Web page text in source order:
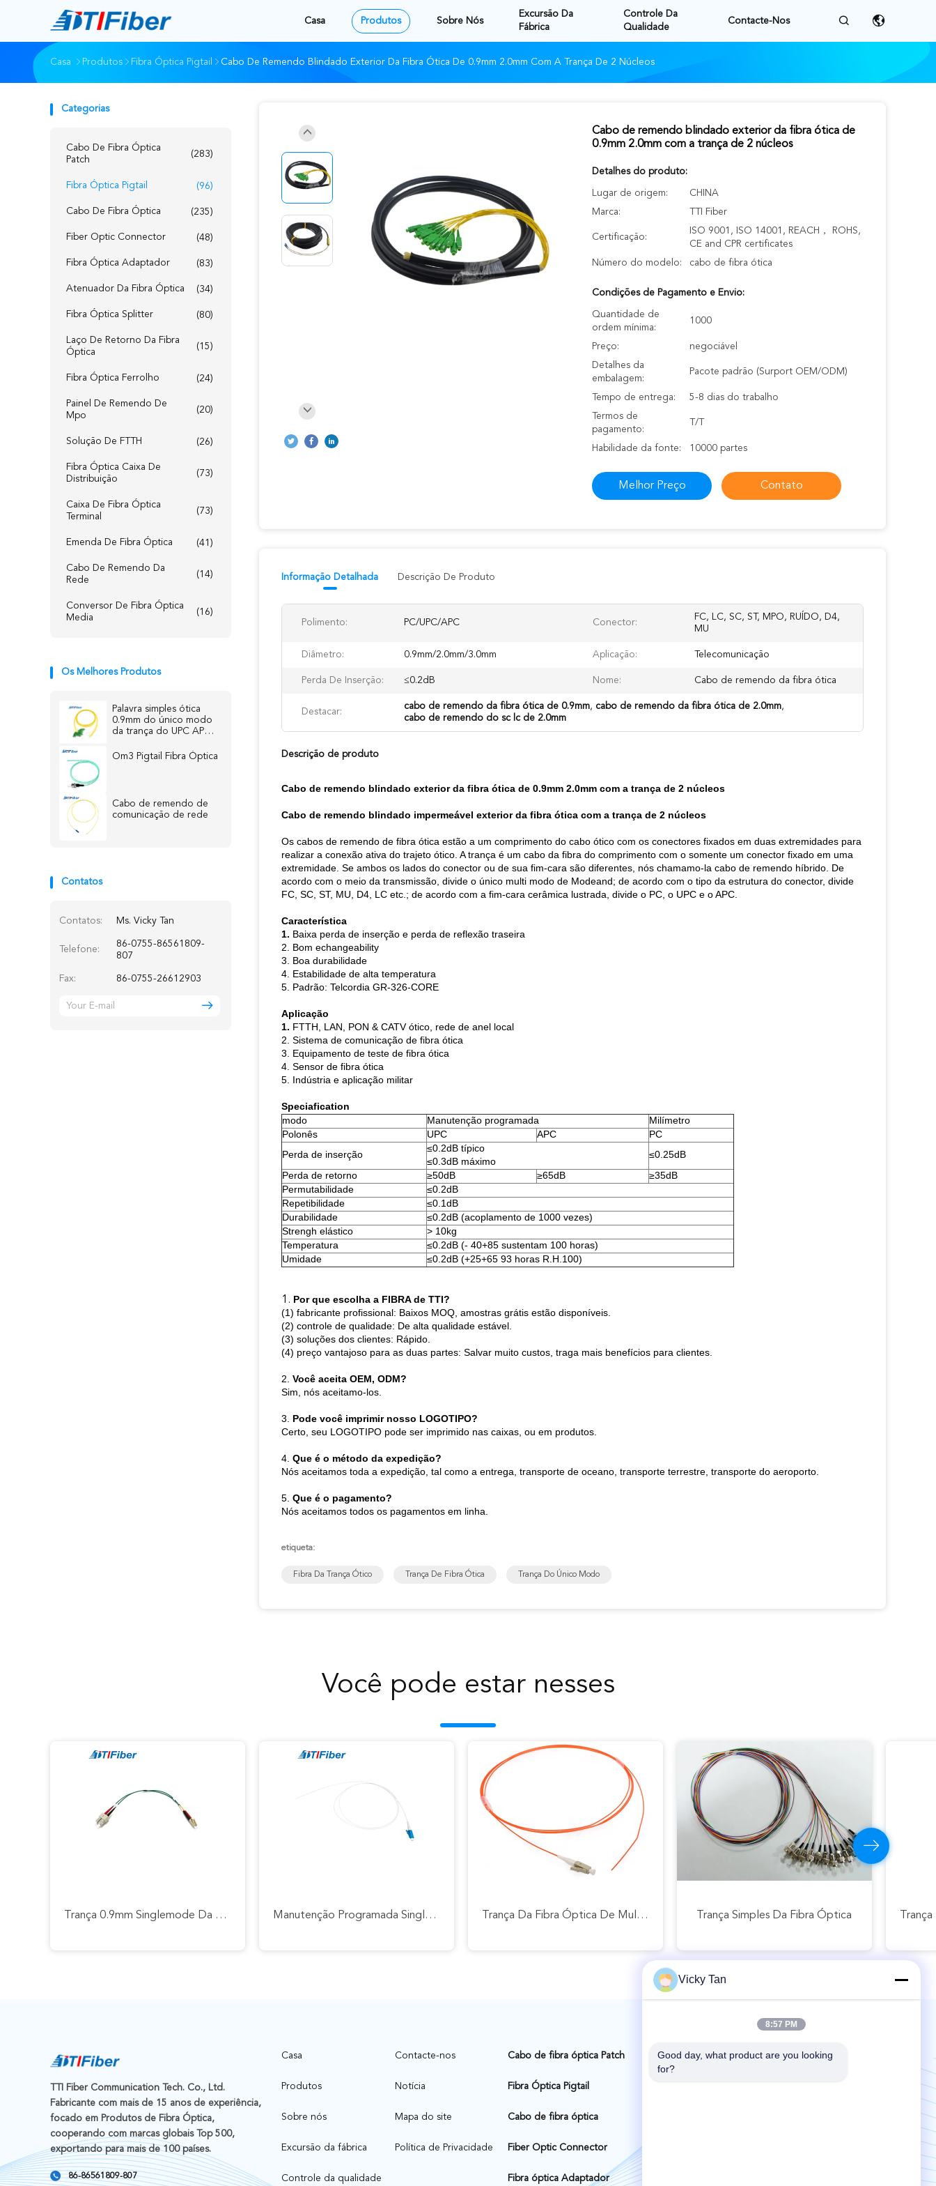
Casa Produtos Sobre Nós
Excursão Da
Fábrica
Controle Da
Qualidade
Contacte-Nos
Casa Produtos Fibra Óptica Pigtail Cabo De Remendo Blindado Exterior Da Fibra Ótica De 0.9mm 2.0mm Com A Trança De 2 Núcleos
Categorias
Cabo De Fibra Óptica
Patch
(283)
Fibra Óptica Pigtail (96)
Cabo De Fibra Óptica (235)
Fiber Optic Connector (48)
Fibra Óptica Adaptador (83)
Atenuador Da Fibra Óptica (34)
Fibra Óptica Splitter (80)
Laço De Retorno Da Fibra
Óptica
(15)
Fibra Óptica Ferrolho (24)
Painel De Remendo De
Mpo
(20)
Solução De FTTH (26)
Fibra Óptica Caixa De
Distribuição
(73)
Caixa De Fibra Óptica
Terminal
(73)
Emenda De Fibra Óptica (41)
Cabo De Remendo Da
Rede
(14)
Conversor De Fibra Óptica
Media
(16)
Os Melhores Produtos
Palavra simples ótica
0.9mm do único modo
da trança do UPC APC
FTTH
Om3 Pigtail Fibra Óptica
Cabo de remendo de
comunicação de rede
Contatos
Contatos: Ms. Vicky Tan
Telefone:
86-0755-86561809-
807
Fax: 86-0755-26612903
Cabo de remendo blindado exterior da fibra ótica de
0.9mm 2.0mm com a trança de 2 núcleos
Detalhes do produto:
Lugar de origem:
CHINA
Marca:
TTI Fiber
Certificação:
ISO 9001, ISO 14001, REACH， ROHS,
CE and CPR certificates
Número do modelo:
cabo de fibra ótica
Condições de Pagamento e Envio:
Quantidade de
ordem mínima:
1000
Preço:
negociável
Detalhes da
embalagem:
Pacote padrão (Surport OEM/ODM)
Tempo de entrega:
5-8 dias do trabalho
Termos de
pagamento:
T/T
Habilidade da fonte: 10000 partes
Melhor Preço Contato
Informação Detalhada Descrição De Produto
Polimento: PC/UPC/APC Conector:
FC, LC, SC, ST, MPO, RUÍDO, D4,
MU
Diâmetro: 0.9mm/2.0mm/3.0mm Aplicação: Telecomunicação
Perda De Inserção: ≤0.2dB Nome: Cabo de remendo da fibra ótica
Destacar:
cabo de remendo da fibra ótica de 0.9mm, cabo de remendo da fibra ótica de 2.0mm,
cabo de remendo do sc lc de 2.0mm
Descrição de produto
Cabo de remendo blindado exterior da fibra ótica de 0.9mm 2.0mm com a trança de 2 núcleos
Cabo de remendo blindado impermeável exterior da fibra ótica com a trança de 2 núcleos
Os cabos de remendo de fibra ótica estão a um comprimento do cabo ótico com os conectores fixados em duas extremidades para
realizar a conexão ativa do trajeto ótico. A trança é um cabo da fibra do comprimento com o somente um conector fixado em uma
extremidade. Se ambos os lados do conector ou de sua fim-cara são diferentes, nós chamamo-la cabo de remendo híbrido. De
acordo com o meio da transmissão, divide o único multi modo de Modeand; de acordo com o tipo da estrutura do conector, divide
FC, SC, ST, MU, D4, LC etc.; de acordo com a fim-cara cerâmica lustrada, divide o PC, o UPC e o APC.
Característica
1. Baixa perda de inserção e perda de reflexão traseira
2. Bom echangeability
3. Boa durabilidade
4. Estabilidade de alta temperatura
5. Padrão: Telcordia GR-326-CORE
Aplicação
1. FTTH, LAN, PON & CATV ótico, rede de anel local
2. Sistema de comunicação de fibra ótica
3. Equipamento de teste de fibra ótica
4. Sensor de fibra ótica
5. Indústria e aplicação militar
Speciafication
modo
Manutenção programada
Milímetro
Polonês
UPC APC
PC
Perda de inserção
≤0.2dB típico
≤0.3dB máximo
≤0.25dB
Perda de retorno
≥50dB ≥65dB
≥35dB
Permutabilidade
≤0.2dB
Repetibilidade
≤0.1dB
Durabilidade
≤0.2dB (acoplamento de 1000 vezes)
Strengh elástico
> 10kg
Temperatura
≤0.2dB (- 40+85 sustentam 100 horas)
Umidade
≤0.2dB (+25+65 93 horas R.H.100)
1. Por que escolha a FIBRA de TTI?
(1) fabricante profissional: Baixos MOQ, amostras grátis estão disponíveis.
(2) controle de qualidade: De alta qualidade estável.
(3) soluções dos clientes: Rápido.
(4) preço vantajoso para as duas partes: Salvar muito custos, traga mais benefícios para clientes.
2. Você aceita OEM, ODM?
Sim, nós aceitamo-los.
3. Pode você imprimir nosso LOGOTIPO?
Certo, seu LOGOTIPO pode ser imprimido nas caixas, ou em produtos.
4. Que é o método da expedição?
Nós aceitamos toda a expedição, tal como a entrega, transporte de oceano, transporte terrestre, transporte do aeroporto.
5. Que é o pagamento?
Nós aceitamos todos os pagamentos em linha.
etiqueta:
Fibra Da Trança Ótico Trança De Fibra Ótica Trança Do Único Modo
Você pode estar nesses
Trança 0.9mm Singlemode Da Fibra Ótica Do Sc Apc Do OEM FTTH 2.0mm 3.0mm Manutenção Programada Singlemode 0.9mm Da Palavra Simples Transparente Do Upc Apc Do PC Do St Fc Do Sc Do Lc Da Trança Da Fibra Ótica Trança Da Fibra Óptica De Mulitimode Trança Simples Da Fibra Óptica
TTI Fiber Communication Tech. Co., Ltd.
Fabricante com mais de 15 anos de experiência,
focado em Produtos de Fibra Óptica,
cooperando com marcas globais Top 500,
exportando para mais de 100 países.
86-86561809-807
Casa
Produtos
Sobre nós
Excursão da fábrica
Controle da qualidade
Contacte-nos
Notícia
Mapa do site
Política de Privacidade
Cabo de fibra óptica Patch
Fibra Óptica Pigtail
Cabo de fibra óptica
Fiber Optic Connector
Fibra óptica Adaptador
Vicky Tan
8:57 PM
Good day, what product are you looking
for?